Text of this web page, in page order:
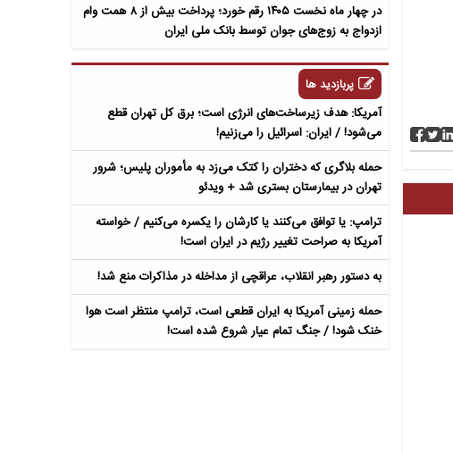
در چهار ماه نخست ۱۴۰۵ رقم خورد؛ پرداخت بیش از ۸ همت وام
ازدواج به زوج‌های جوان توسط بانک ملی ایران
پربازدید ها
آمریکا: هدف زیرساخت‌های انرژی است؛ برق کل تهران قطع
می‌شود! / ایران: اسرائیل را می‌زنیم!
حمله بلاگری که دختران را کتک می‌زد به مأموران پلیس؛ شرور
تهران در بیمارستان بستری شد + ویدئو
ترامپ: یا توافق می‌کنند یا کارشان را یکسره می‌کنیم / خواسته
آمریکا به صراحت تغییر رژیم در ایران است!
به دستور رهبر انقلاب، عراقچی از مداخله در مذاکرات منع شد!
حمله زمینی آمریکا به ایران قطعی است، ترامپ منتظر است هوا
خنک شود! / جنگ تمام عیار شروع شده است!